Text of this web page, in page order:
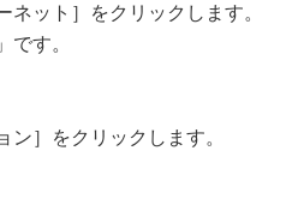
ネット］をクリックします。
す。
ン］をクリックします。